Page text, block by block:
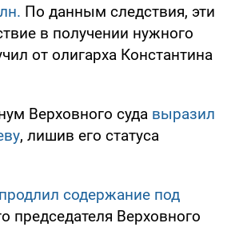
По данным следствия, эти
в получении нужного
от олигарха Константина
Верховного суда выразил
, лишив его статуса
продлил содержание под
председателя Верховного